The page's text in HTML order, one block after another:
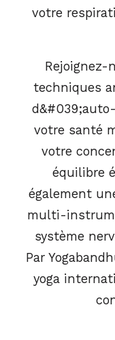
votre
Rejoignez-
techniques
votre santé
votre
équilibre
également
multi-
système
Par
yoga